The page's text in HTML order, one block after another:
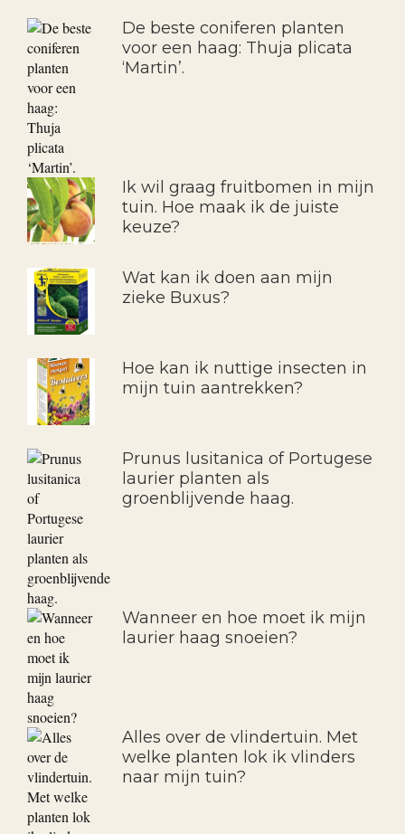
De beste coniferen planten
voor een haag: Thuja plicata
‘Martin’.
Ik wil graag fruitbomen in mijn
tuin. Hoe maak ik de juiste
keuze?
Wat kan ik doen aan mijn
zieke Buxus?
Hoe kan ik nuttige insecten in
mijn tuin aantrekken?
Prunus lusitanica of Portugese
laurier planten als
groenblijvende haag.
Wanneer en hoe moet ik mijn
laurier haag snoeien?
Alles over de vlindertuin. Met
welke planten lok ik vlinders
naar mijn tuin?